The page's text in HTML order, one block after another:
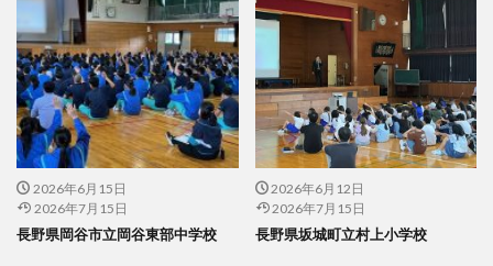
2026年6月15日
2026年7月15日
長野県岡谷市立岡谷東部中学校
2026年6月12日
2026年7月15日
長野県坂城町立村上小学校